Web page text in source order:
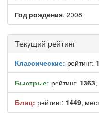
Год рождения: 2008
Текущий рейтинг
Классические: рейтинг:
Быстрые: рейтинг: 1363,
Блиц: рейтинг: 1449,